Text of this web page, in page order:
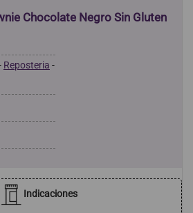
Chocolate Negro Sin Gluten
Reposteria -
Indicaciones